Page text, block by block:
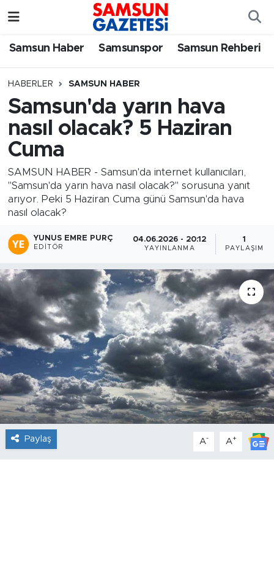
Samsun Haber Samsunspor Samsun Rehberi
HABERLER SAMSUN HABER
Samsun'da yarın hava
nasıl olacak? 5 Haziran
Cuma
SAMSUN HABER - Samsun'da internet kullanıcıları,
"Samsun'da yarın hava nasıl olacak?" sorusuna yanıt
arıyor. Peki 5 Haziran Cuma günü Samsun'da hava
nasıl olacak?
YUNUS EMRE PURÇ
EDITÖR
04.06.2026 - 20:12
YAYINLANMA
1
PAYLAŞIM
Paylaş A- A+
Samsun Haber
Samsun Rehberi
Samsun Nöbetçi Eczaneler
SAMSUN Namaz Vakitleri
Süper Lig Puan Durumu ve Fikstür
Tüm Manşetler
Son Dakika Haberleri